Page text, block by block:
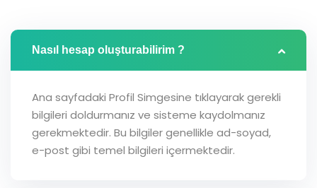
Nasıl hesap oluşturabilirim ?
Ana sayfadaki Profil Simgesine tıklayarak gerekli
bilgileri doldurmanız ve sisteme kaydolmanız
gerekmektedir. Bu bilgiler genellikle ad-soyad,
e-post gibi temel bilgileri içermektedir.